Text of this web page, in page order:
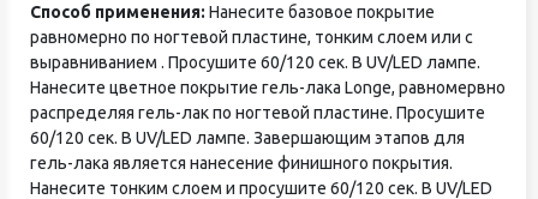
Способ применения: Нанесите базовое покрытие
равномерно по ногтевой пластине, тонким слоем или с
выравниванием . Просушите 60/120 сек. В UV/LED лампе.
Нанесите цветное покрытие гель-лака Longe, равномервно
распределяя гель-лак по ногтевой пластине. Просушите
60/120 сек. В UV/LED лампе. Завершающим этапов для
гель-лака является нанесение финишного покрытия.
Нанесите тонким слоем и просушите 60/120 сек. В UV/LED